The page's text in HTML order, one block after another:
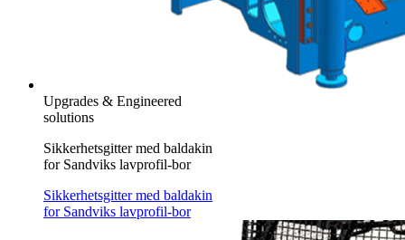
Upgrades & Engineered
solutions
Sikkerhetsgitter med baldakin
for Sandviks lavprofil-bor
Sikkerhetsgitter med baldakin
for Sandviks lavprofil-bor